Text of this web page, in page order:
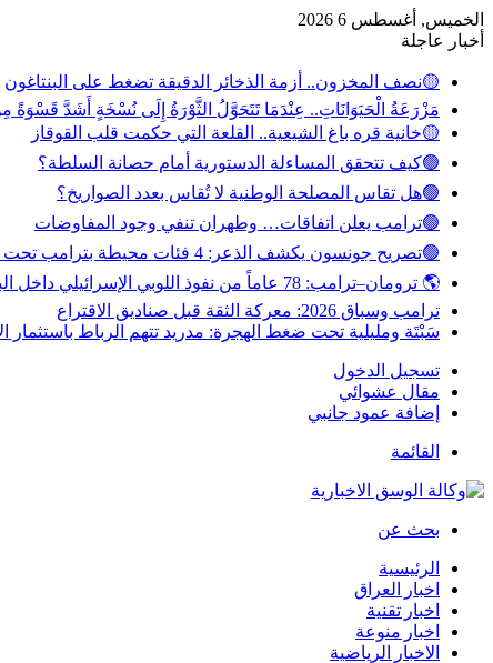
الخميس, أغسطس 6 2026
أخبار عاجلة
🟡نصف المخزون.. أزمة الذخائر الدقيقة تضغط على البنتاغون
مَزْرَعَةُ الْحَيَوَانَاتِ.. عِنْدَمَا تَتَحَوَّلُ الثَّوْرَةُ إِلَى نُسْخَةٍ أَشَدَّ قَسْوَةً
🟡خانية قره باغ الشيعية.. القلعة التي حكمت قلب القوقاز
🟢كيف تتحقق المساءلة الدستورية أمام حصانة السلطة؟
🟢هل تقاس المصلحة الوطنية لا تُقاس بعدد الصواريخ؟
🟢ترامب يعلن اتفاقات… وطهران تنفي وجود المفاوضات
🟢تصريح جونسون يكشف الذعر: 4 فئات محيطة بترامب تحت طائلة الملاحقة
🌎 ترومان–ترامب: 78 عاماً من نفوذ اللوبي الإسرائيلي داخل البيت الأبيض
ترامب وسباق 2026: معركة الثقة قبل صناديق الاقتراع
سَبْتَة ومليلية تحت ضغط الهجرة: مدريد تتهم الرباط باستثمار
تسجيل الدخول
مقال عشوائي
إضافة عمود جانبي
القائمة
بحث عن
الرئيسية
اخبار العراق
اخبار تقنية
اخبار منوعة
الاخبار الرياضية